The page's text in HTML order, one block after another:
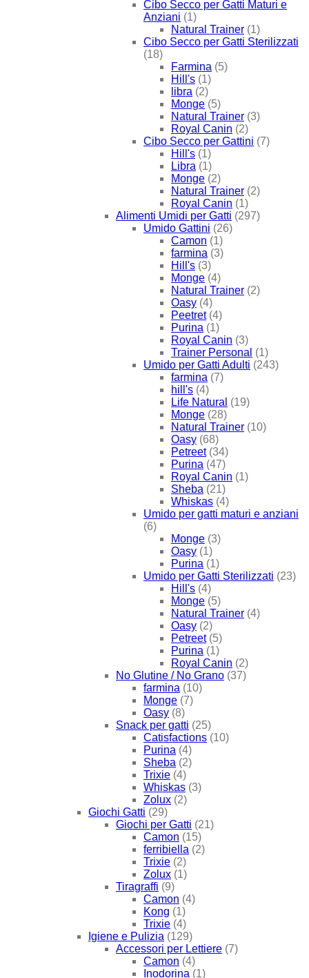
Cibo Secco per Gatti Maturi e
Anziani (1)
Natural Trainer (1)
Cibo Secco per Gatti Sterilizzati
(18)
Farmina (5)
Hill's (1)
libra (2)
Monge (5)
Natural Trainer (3)
Royal Canin (2)
Cibo Secco per Gattini (7)
Hill's (1)
Libra (1)
Monge (2)
Natural Trainer (2)
Royal Canin (1)
Alimenti Umidi per Gatti (297)
Umido Gattini (26)
Camon (1)
farmina (3)
Hill's (3)
Monge (4)
Natural Trainer (2)
Oasy (4)
Peetret (4)
Purina (1)
Royal Canin (3)
Trainer Personal (1)
Umido per Gatti Adulti (243)
farmina (7)
hill's (4)
Life Natural (19)
Monge (28)
Natural Trainer (10)
Oasy (68)
Petreet (34)
Purina (47)
Royal Canin (1)
Sheba (21)
Whiskas (4)
Umido per gatti maturi e anziani
(6)
Monge (3)
Oasy (1)
Purina (1)
Umido per Gatti Sterilizzati (23)
Hill's (4)
Monge (5)
Natural Trainer (4)
Oasy (2)
Petreet (5)
Purina (1)
Royal Canin (2)
No Glutine / No Grano (37)
farmina (10)
Monge (7)
Oasy (8)
Snack per gatti (25)
Catisfactions (10)
Purina (4)
Sheba (2)
Trixie (4)
Whiskas (3)
Zolux (2)
Giochi Gatti (29)
Giochi per Gatti (21)
Camon (15)
ferribiella (2)
Trixie (2)
Zolux (1)
Tiragraffi (9)
Camon (4)
Kong (1)
Trixie (4)
Igiene e Pulizia (129)
Accessori per Lettiere (7)
Camon (4)
Inodorina (1)